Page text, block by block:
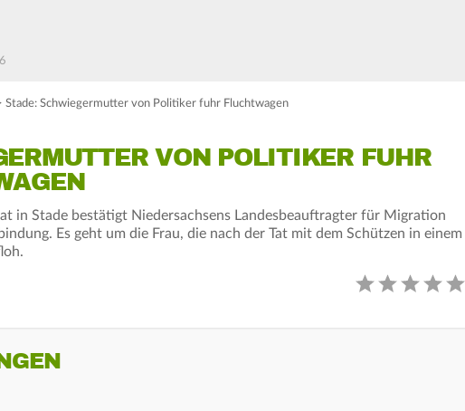
Stade: Schwiegermutter von Politiker fuhr Fluchtwagen
VON POLITIKER FUHR
in Stade bestätigt Niedersachsens Landesbeauftragter für Migration
Es geht um die Frau, die nach der Tat mit dem Schützen in einem